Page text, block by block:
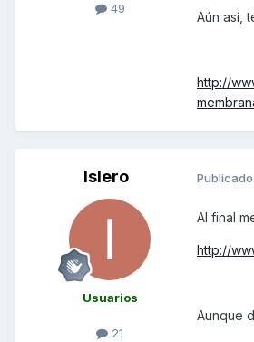
49
Aún así,
http://
Islero
Usuarios
21
Publicado
Al final
http://
Aunque